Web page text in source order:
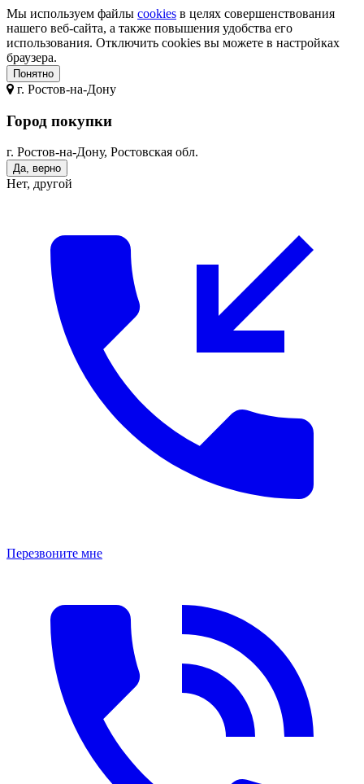
Мы используем файлы cookies в целях совершенствования
нашего веб-сайта, а также повышения удобства его
использования. Отключить cookies вы можете в настройках
браузера.
Понятно
г. Ростов-на-Дону
Город покупки
г. Ростов-на-Дону, Ростовская обл.
Да, верно
Нет, другой
Перезвоните мне